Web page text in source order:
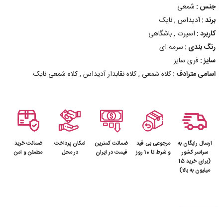
جنس : شمعی
برند :آدیداس , نایک
کاربرد : اسپرت , باشگاهی
رنگ بندی : سرمه ای
سایز : فری سایز
اسامی مترادف :کلاه شمعی , کلاه نقابدار آدیداس , کلاه شمعی نایک
ارسال رایگان به
سراسر کشور
(برای خرید 15
میلیون به بالا)
مرجوعی بی قید
و شرط تا 10 روز
ضمانت کمترین
قیمت در ایران
امکان پرداخت
در محل
ضمانت خرید
مطمئن و امن